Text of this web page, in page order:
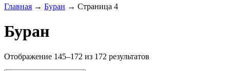
Главная → Буран → Страница 4
Буран
Отображение 145–172 из 172 результатов